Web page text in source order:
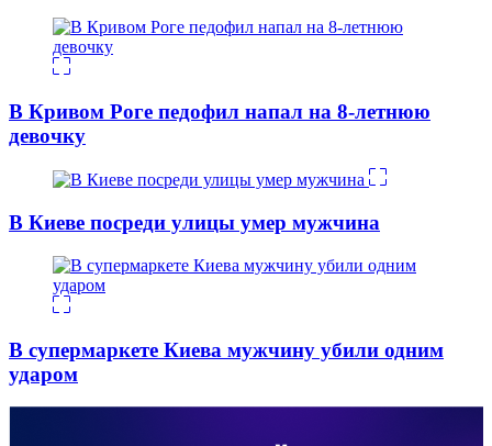
В Кривом Роге педофил напал на 8-летнюю
девочку
В Киеве посреди улицы умер мужчина
В супермаркете Киева мужчину убили одним
ударом